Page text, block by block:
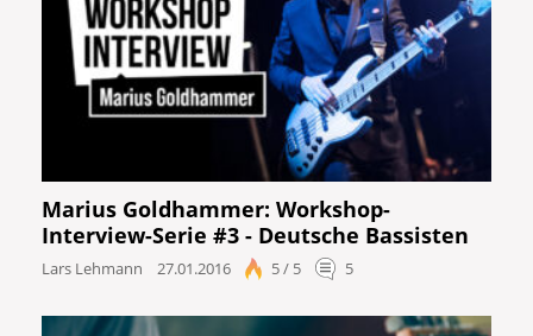
Marius Goldhammer: Workshop-
Interview-Serie #3 - Deutsche Bassisten
Lars Lehmann 27.01.2016 5 / 5 5